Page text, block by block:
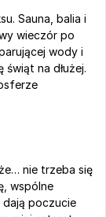
Sauna, balia i
wieczór po
wody i
na dłużej.
nie trzeba się
wspólne
dają poczucie